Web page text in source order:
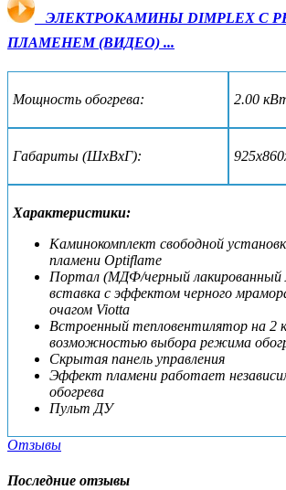
ЭЛЕКТРОКАМИНЫ DIMPLEX С
ПЛАМЕНЕМ (ВИДЕО) ...
Мощность обогрева: 2.00
Габариты (ШxВxГ):
Характеристики:
Каминокомплект свободной
пламени Optiflame
Портал (МДФ/черный лакированный
вставка с эффектом черного
очагом Viotta
Встроенный тепловентилятор на 2
возможностью выбора режима
Скрытая панель управления
Эффект пламени работает
обогрева
Пульт ДУ
Отзывы
Последние отзывы